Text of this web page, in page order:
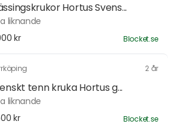
Hortus Svens...
liknande
kr
Blocket.se
2 år
tenn kruka Hortus g...
liknande
kr
Blocket.se